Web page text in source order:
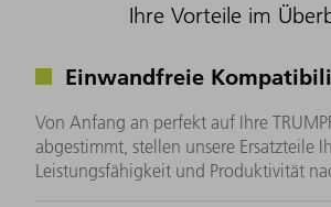
Ihre Vorteile im
Einwandfreie
Von Anfang an perfekt auf Ihre
abgestimmt, stellen unsere Ersatzteile
Leistungsfähigkeit und Produktivität